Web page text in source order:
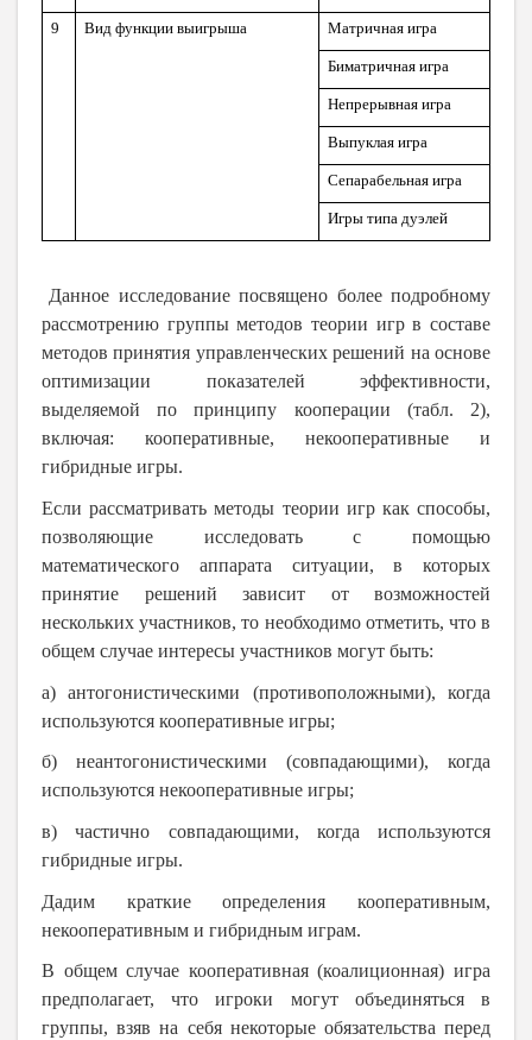
9 Вид функции выигрыша Матричная игра
Биматричная игра
Непрерывная игра
Выпуклая игра
Сепарабельная игра
Игрытипа дуэлей
Данное исследование посвящено более подробному
рассмотрению группы методов теории игр в составе
методов принятия управленческих решений на основе
оптимизации показателей эффективности,
выделяемой по принципу кооперации (табл. 2),
включая: кооперативные, некооперативные и
гибридные игры.
Если рассматривать методы теории игр как способы,
позволяющие исследовать с помощью
математического аппарата ситуации, в которых
принятие решений зависит от возможностей
нескольких участников, то необходимо отметить, что в
общем случае интересы участников могут быть:
а) антогонистическими (противоположными), когда
используются кооперативные игры;
б) неантогонистическими (совпадающими), когда
используются некооперативные игры;
в) частично совпадающими, когда используются
гибридные игры.
Дадим краткие определения кооперативным,
некооперативным и гибридным играм.
В общем случае кооперативная (коалиционная) игра
предполагает, что игроки могут объединяться в
группы, взяв на себя некоторые обязательства перед